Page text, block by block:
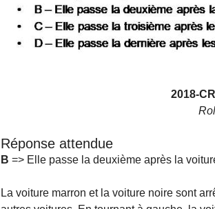
2018-
Réponse attendue
B => Elle passe la deuxième après la
La voiture marron et la voiture noire sont